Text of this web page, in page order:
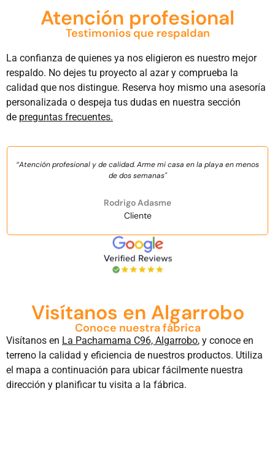
Atención profesional
Testimonios que respaldan
La confianza de quienes ya nos eligieron es nuestro mejor
respaldo. No dejes tu proyecto al azar y comprueba la
calidad que nos distingue. Reserva hoy mismo una asesoría
personalizada o despeja tus dudas en nuestra sección
de preguntas frecuentes.
“Atención profesional y de calidad. Arme mi casa en la playa en menos
de dos semanas"
Rodrigo Adasme
Cliente
Visítanos en Algarrobo
Conoce nuestra fábrica
Visítanos en La Pachamama C96, Algarrobo, y conoce en
terreno la calidad y eficiencia de nuestros productos. Utiliza
el mapa a continuación para ubicar fácilmente nuestra
dirección y planificar tu visita a la fábrica.